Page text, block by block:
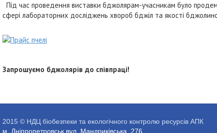
Під час проведення виставки бджолярам-учасникам було
сфері лабораторних досліджень хвороб бджіл та якості
Запрошуємо бджолярів до співпраці!
2015 © НДЦ біобезпеки та екологічного контролю ресурсів АПК
м. Дніпропетровськ вул. Мандриківська, 276